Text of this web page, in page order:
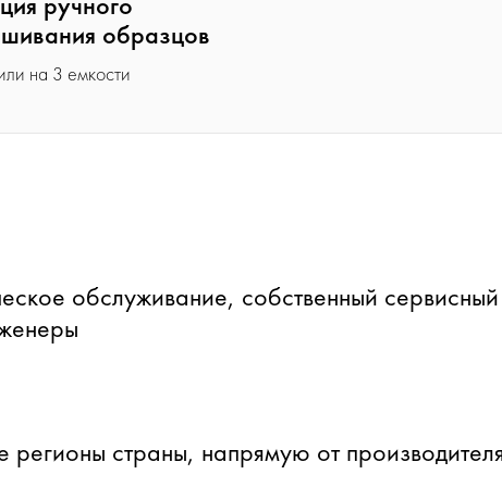
образцов
на 3 емкости
обслуживание, собственный сервисный
регионы страны, напрямую от